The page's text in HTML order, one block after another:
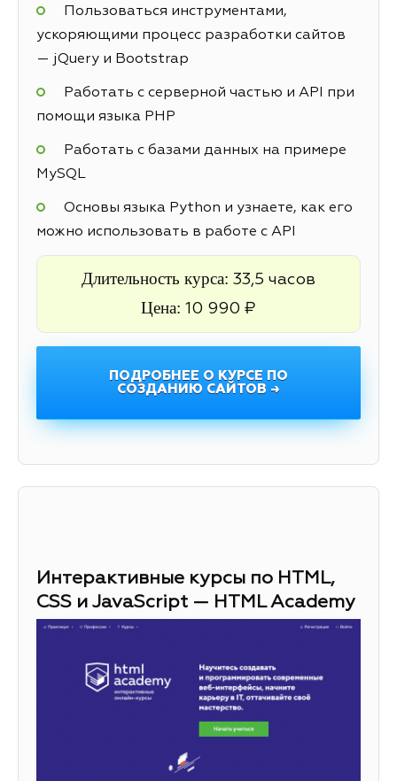
Пользоваться инструментами,
ускоряющими процесс разработки сайтов
— jQuery и Bootstrap
Работать с серверной частью и API при
помощи языка PHP
Работать с базами данных на примере
MySQL
Основы языка Python и узнаете, как его
можно использовать в работе с API
Длительность курса: 33,5 часов
Цена: 10 990 ₽
ПОДРОБНЕЕ О КУРСЕ ПО
СОЗДАНИЮ САЙТОВ →
Интерактивные курсы по HTML,
CSS и JavaScript — HTML Academy